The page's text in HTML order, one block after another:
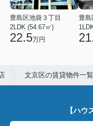
豊島区池袋３丁目
2LDK (54.67㎡)
22.5万円
豊島
文京区の賃貸物件一覧
【ハウ